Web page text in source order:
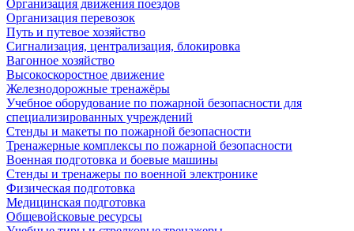
Организация движения поездов
Организация перевозок
Путь и путевое хозяйство
Сигнализация, централизация, блокировка
Вагонное хозяйство
Высокоскоростное движение
Железнодорожные тренажёры
Учебное оборудование по пожарной безопасности для
специализированных учреждений
Стенды и макеты по пожарной безопасности
Тренажерные комплексы по пожарной безопасности
Военная подготовка и боевые машины
Стенды и тренажеры по военной электронике
Физическая подготовка
Медицинская подготовка
Общевойсковые ресурсы